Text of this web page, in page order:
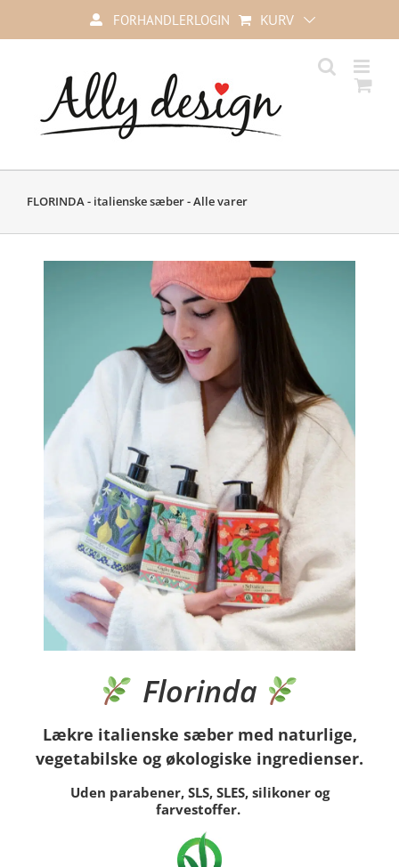
content
FORHANDLERLOGIN KURV
FLORINDA - italienske sæber - Alle varer
Florinda
Lækre italienske sæber med naturlige,
vegetabilske og økologiske ingredienser.
Uden parabener, SLS, SLES, silikoner og
farvestoffer.